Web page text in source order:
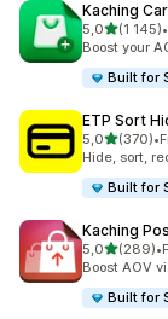
Kaching
5,0na 5(1 145)
Łączna •
Boost your
Built for
ETP Sort
5,0na 5(370)
Łączna •
Hide, sort,
Built for
Kaching
5,0na 5(289)
Łączna •
Boost AOV
Built for